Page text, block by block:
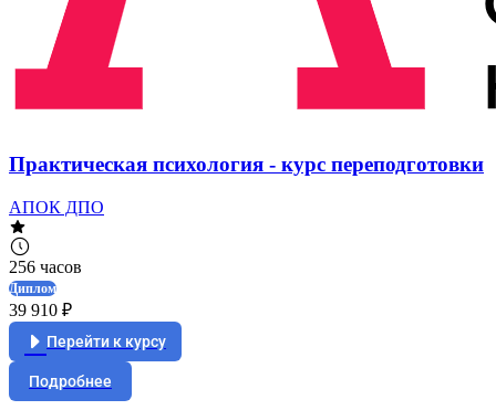
Практическая психология - курс переподготовки
АПОК ДПО
256 часов
Диплом
39 910 ₽
Перейти к курсу
Подробнее